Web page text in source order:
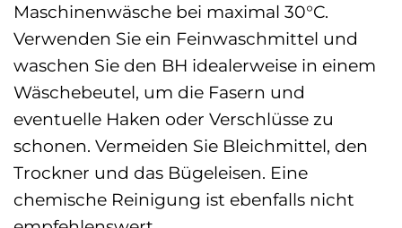
Maschinenwäsche bei maximal 30°C.
Verwenden Sie ein Feinwaschmittel und
waschen Sie den BH idealerweise in einem
Wäschebeutel, um die Fasern und
eventuelle Haken oder Verschlüsse zu
schonen. Vermeiden Sie Bleichmittel, den
Trockner und das Bügeleisen. Eine
chemische Reinigung ist ebenfalls nicht